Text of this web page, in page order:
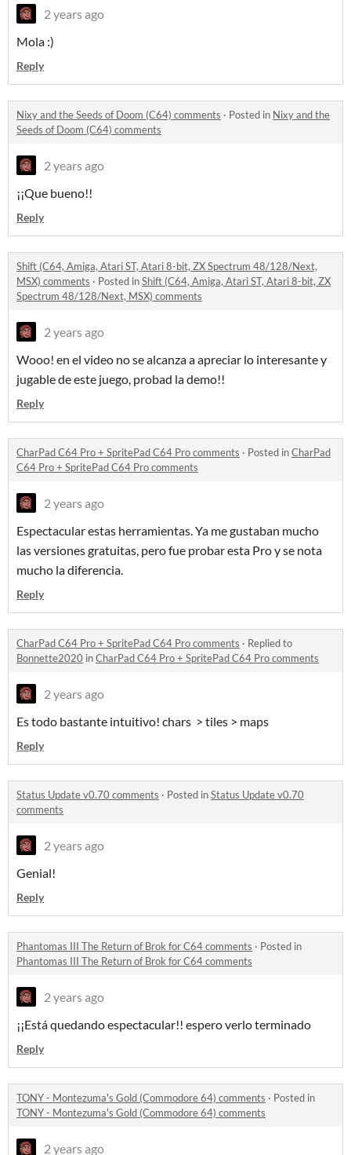
2 years ago
Mola :)
Reply
Nixy and the Seeds of Doom (C64) comments · Posted in Nixy and the
Seeds of Doom (C64) comments
2 years ago
¡¡Que bueno!!
Reply
Shift (C64, Amiga, Atari ST, Atari 8-bit, ZX Spectrum 48/128/Next,
MSX) comments · Posted inShift (C64, Amiga, Atari ST, Atari 8-bit, ZX
Spectrum 48/128/Next, MSX) comments
2 years ago
Wooo! en el video no se alcanza a apreciar lo interesante y
jugable de este juego, probad la demo!!
Reply
CharPad C64 Pro + SpritePad C64 Pro comments · Posted inCharPad
C64 Pro + SpritePad C64 Pro comments
2 years ago
Espectacular estas herramientas. Ya me gustaban mucho
las versiones gratuitas, pero fue probar esta Pro y se nota
mucho la diferencia.
Reply
CharPad C64 Pro + SpritePad C64 Pro comments · Replied to
Bonnette2020 inCharPad C64 Pro + SpritePad C64 Pro comments
2 years ago
Es todo bastante intuitivo! chars > tiles > maps
Reply
Status Update v0.70 comments · Posted inStatus Update v0.70
comments
2 years ago
Genial!
Reply
Phantomas III The Return of Brok for C64 comments · Posted in
Phantomas III The Return of Brok for C64 comments
2 years ago
¡¡Está quedando espectacular!! espero verlo terminado
Reply
TONY - Montezuma's Gold (Commodore 64) comments · Posted in
TONY - Montezuma's Gold (Commodore 64) comments
2 years ago